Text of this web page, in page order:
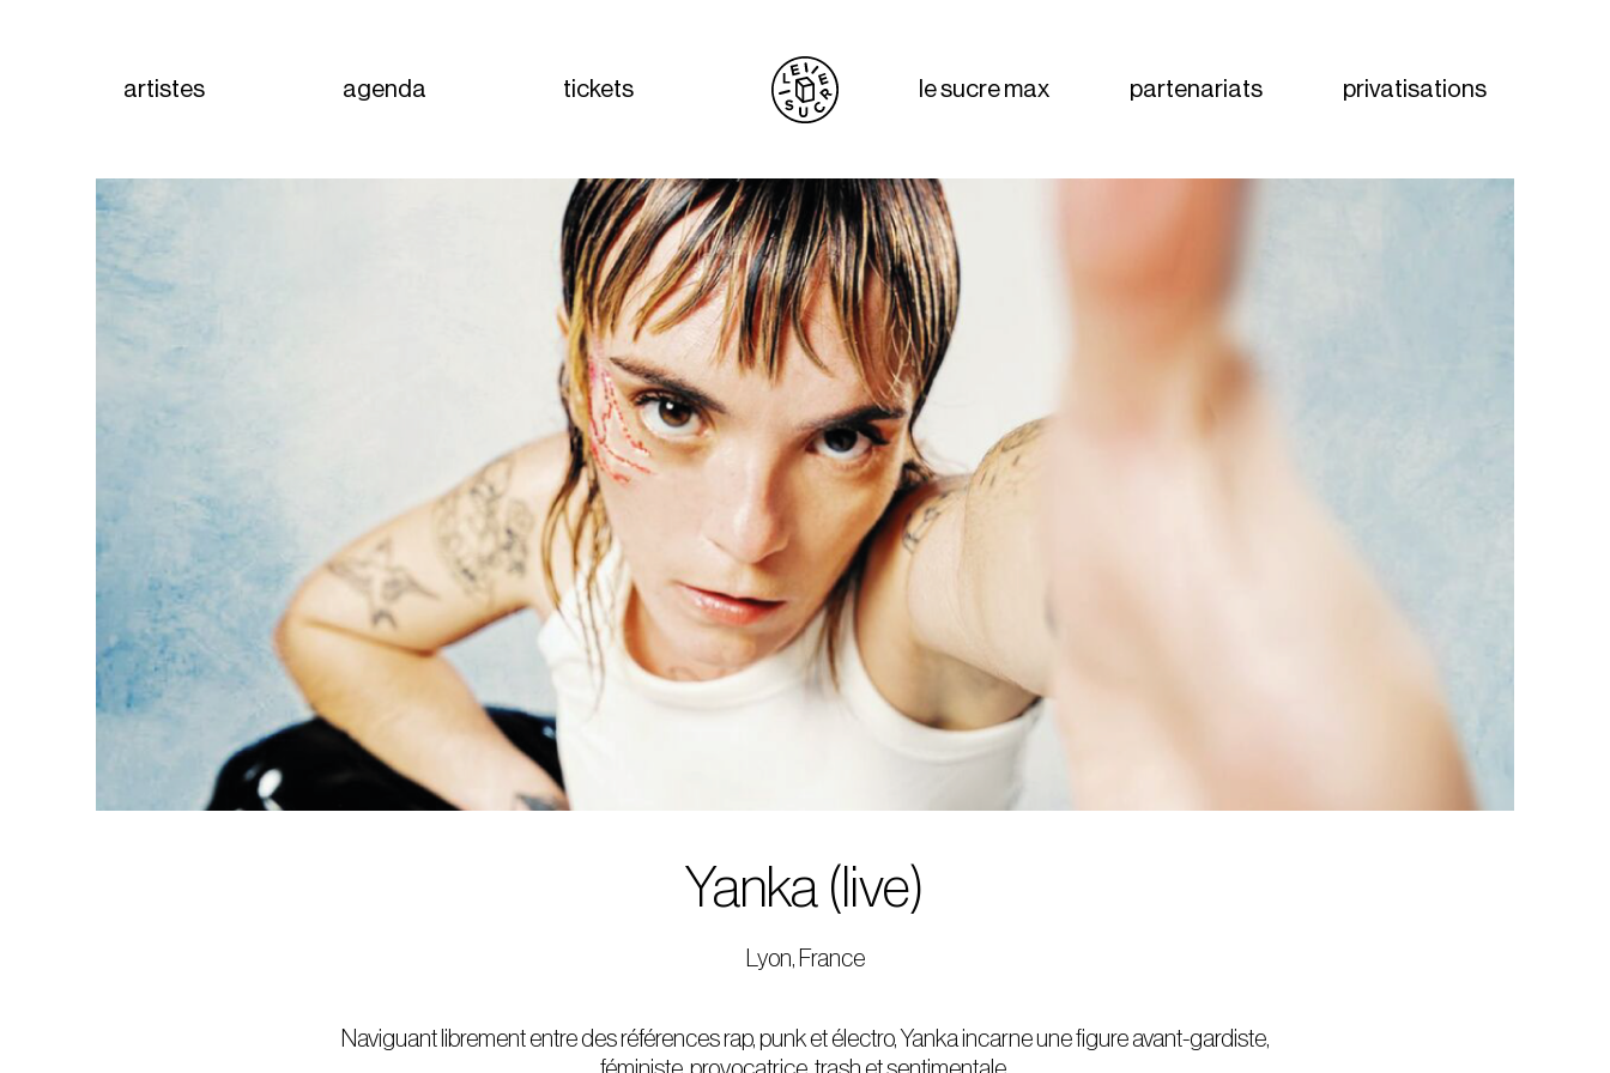
artistes agenda tickets le sucre max partenariats privatisations
Yanka (live)
Lyon, France
Naviguant librement entre des références rap, punk et électro, Yanka incarne une figure avant-gardiste,